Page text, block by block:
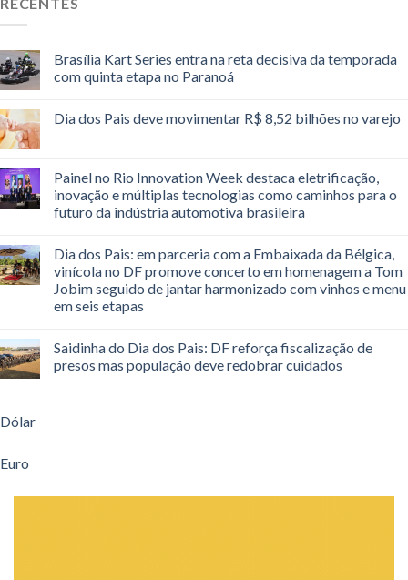
Brasília Kart Series entra na reta decisiva da temporada
com quinta etapa no Paranoá
Dia dos Pais deve movimentar R$ 8,52 bilhões no varejo
Painel no Rio Innovation Week destaca eletrificação,
inovação e múltiplas tecnologias como caminhos para o
futuro da indústria automotiva brasileira
Dia dos Pais: em parceria com a Embaixada da Bélgica,
vinícola no DF promove concerto em homenagem a Tom
Jobim seguido de jantar harmonizado com vinhos e menu
em seis etapas
Saidinha do Dia dos Pais: DF reforça fiscalização de
presos mas população deve redobrar cuidados
Dólar
Euro